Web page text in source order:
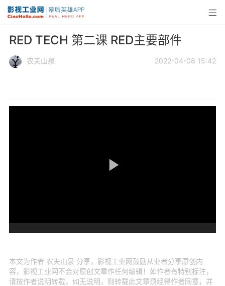
RED TECH 第二课 RED主要部件
农夫山泉 2022-04-08 15:42
本文为作者 农夫山泉 分享，影视工业网鼓励从业者分享原创内
容，影视工业网不会对原创文章作任何编辑！如作者有特别标注，
请按作者说明转载，如无说明，则转载此文章须经得作者同意，并